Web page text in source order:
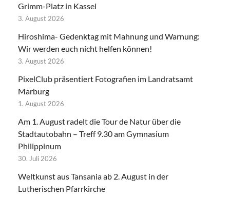
Grimm-Platz in Kassel
3. August 2026
Hiroshima- Gedenktag mit Mahnung und Warnung:
Wir werden euch nicht helfen können!
3. August 2026
PixelClub präsentiert Fotografien im Landratsamt
Marburg
1. August 2026
Am 1. August radelt die Tour de Natur über die
Stadtautobahn – Treff 9.30 am Gymnasium
Philippinum
30. Juli 2026
Weltkunst aus Tansania ab 2. August in der
Lutherischen Pfarrkirche